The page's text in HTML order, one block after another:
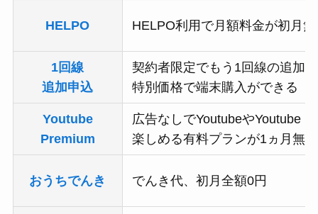
HELPO HELPO利用で月額料金が初月
1回線
追加申込
契約者限定でもう1回線の追加
特別価格で端末購入ができる
Youtube
Premium
広告なしでYoutubeやYoutube
楽しめる有料プランが1ヵ月無料
おうちでんき でんき代、初月全額0円